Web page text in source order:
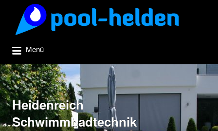
Suchen
nach:
Menü
Heidenreich
Schwimmbadtechnik